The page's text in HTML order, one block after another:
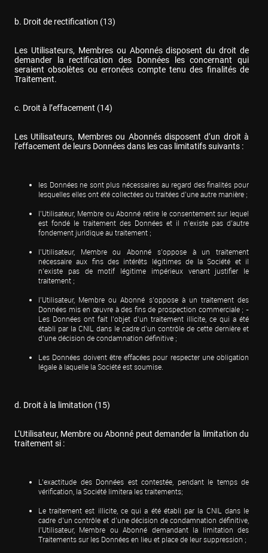
b. Droit de rectification (13)
Les Utilisateurs, Membres ou Abonnés disposent du droit de
demander la rectification des Données les concernant qui
seraient obsolètes ou erronées compte tenu des finalités de
Traitement.
c. Droit à l’effacement (14)
Les Utilisateurs, Membres ou Abonnés disposent d’un droit à
l’effacement de leurs Données dans les cas limitatifs suivants :
les Données ne sont plus nécessaires au regard des finalités pour
lesquelles elles ont été collectées ou traitées d’une autre manière ;
l’Utilisateur, Membre ou Abonné retire le consentement sur lequel
est fondé le traitement des Données et il n’existe pas d’autre
fondement juridique au traitement ;
l’Utilisateur, Membre ou Abonné s’oppose à un traitement
nécessaire aux fins des intérêts légitimes de la Société et il
n’existe pas de motif légitime impérieux venant justifier le
traitement ;
l’Utilisateur, Membre ou Abonné s’oppose à un traitement des
Données mis en œuvre à des fins de prospection commerciale ; -
Les Données ont fait l’objet d’un traitement illicite, ce qui a été
établi par la CNIL dans le cadre d’un contrôle de cette dernière et
d’une décision de condamnation définitive ;
Les Données doivent être effacées pour respecter une obligation
légale à laquelle la Société est soumise.
d. Droit à la limitation (15)
L’Utilisateur, Membre ou Abonné peut demander la limitation du
traitement si :
L’exactitude des Données est contestée, pendant le temps de
vérification, la Société limitera les traitements;
Le traitement est illicite, ce qui a été établi par la CNIL dans le
cadre d’un contrôle et d’une décision de condamnation définitive,
l’Utilisateur, Membre ou Abonné demandant la limitation des
Traitements sur les Données en lieu et place de leur suppression ;